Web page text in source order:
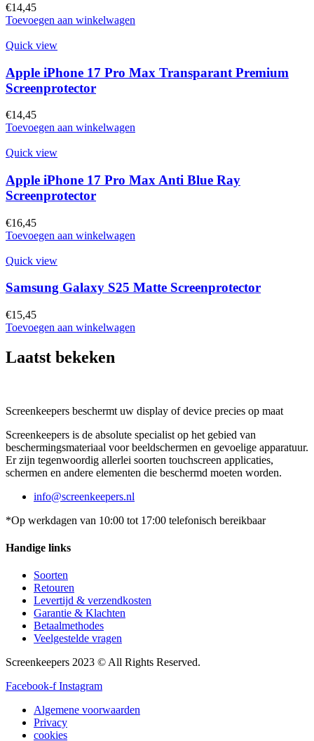
€14,45
Toevoegen aan winkelwagen
Quick view
Apple iPhone 17 Pro Max Transparant Premium
Screenprotector
€14,45
Toevoegen aan winkelwagen
Quick view
Apple iPhone 17 Pro Max Anti Blue Ray
Screenprotector
€16,45
Toevoegen aan winkelwagen
Quick view
Samsung Galaxy S25 Matte Screenprotector
€15,45
Toevoegen aan winkelwagen
Laatst bekeken
Screenkeepers beschermt uw display of device precies op maat
Screenkeepers is de absolute specialist op het gebied van
beschermingsmateriaal voor beeldschermen en gevoelige apparatuur.
Er zijn tegenwoordig allerlei soorten touchscreen applicaties,
schermen en andere elementen die beschermd moeten worden.
info@screenkeepers.nl
*Op werkdagen van 10:00 tot 17:00 telefonisch bereikbaar
Handige links
Soorten
Retouren
Levertijd & verzendkosten
Garantie & Klachten
Betaalmethodes
Veelgestelde vragen
Screenkeepers 2023 © All Rights Reserved.
Facebook-f Instagram
Algemene voorwaarden
Privacy
cookies